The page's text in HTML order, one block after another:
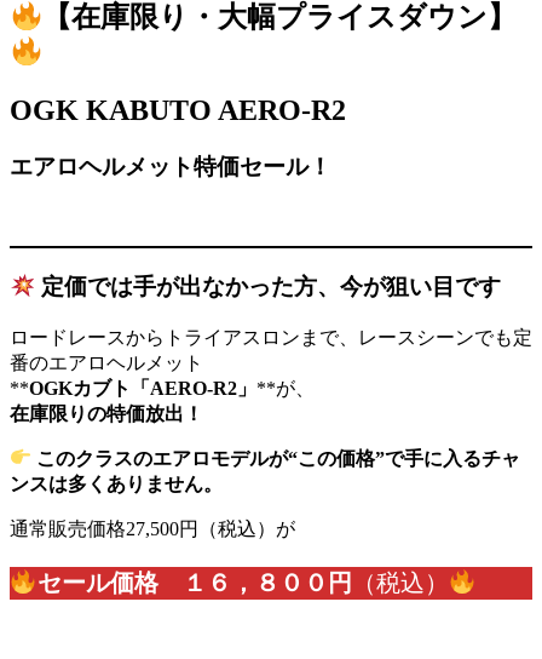
【在庫限り・大幅プライスダウン】
OGK KABUTO AERO-R2
エアロヘルメット特価セール！
定価では手が出なかった方、今が狙い目です
ロードレースからトライアスロンまで、レースシーンでも定
番のエアロヘルメット
**OGKカブト「AERO-R2」 **が、
在庫限りの特価放出！
このクラスのエアロモデルが“この価格”で手に入るチャ
ンスは多くありません。
通常販売価格27,500円（税込）が
セール価格 １６，８００円 （税込）